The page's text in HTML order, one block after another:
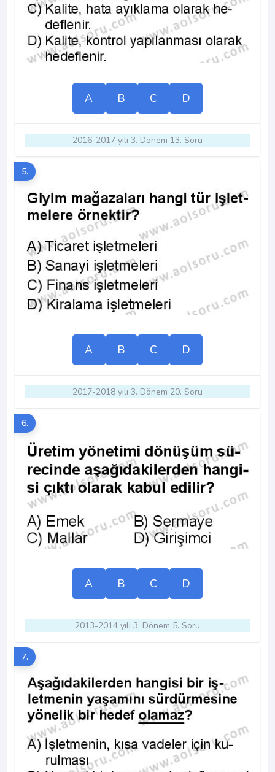
A B C D
2016-2017 yılı 3. Dönem 13. Soru
5.
A B C D
2017-2018 yılı 3. Dönem 20. Soru
6.
A B C D
2013-2014 yılı 3. Dönem 5. Soru
7.